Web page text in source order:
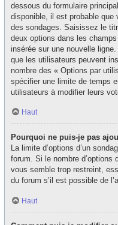
dessous du formulaire
disponible, il est probable que
des sondages. Saisissez le
deux options dans les
insérée sur une nouvelle
que les utilisateurs peuvent
nombre des « Options par
spécifier une limite de temps
utilisateurs à modifier leurs
Haut
Pourquoi ne puis-je pas
La limite d’options d’un
forum. Si le nombre d’options
vous semble trop restreint,
du forum s’il est possible de
Haut